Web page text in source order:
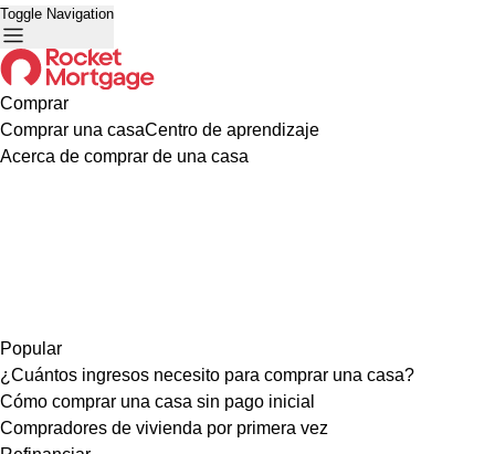
Toggle Navigation
Comprar
Comprar una casaCentro de aprendizaje
Acerca de comprar de una casa
Popular
¿Cuántos ingresos necesito para comprar una casa?
Cómo comprar una casa sin pago inicial
Compradores de vivienda por primera vez